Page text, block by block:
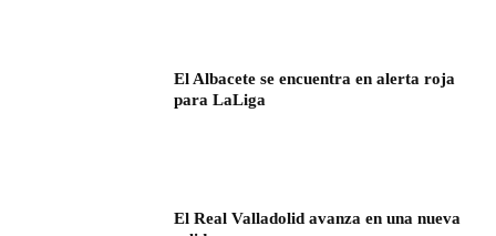
El Albacete se encuentra en alerta roja
para LaLiga
El Real Valladolid avanza en una nueva